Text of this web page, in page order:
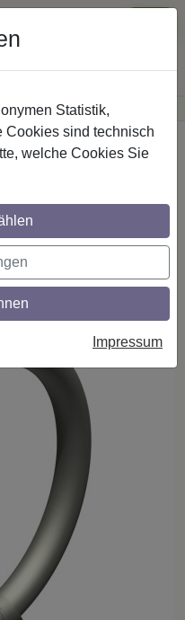
· Sichere Zahlung
Typ
matt für
Ø
Statistik,
Cookies sind technisch
welche Cookies Sie
Impressum